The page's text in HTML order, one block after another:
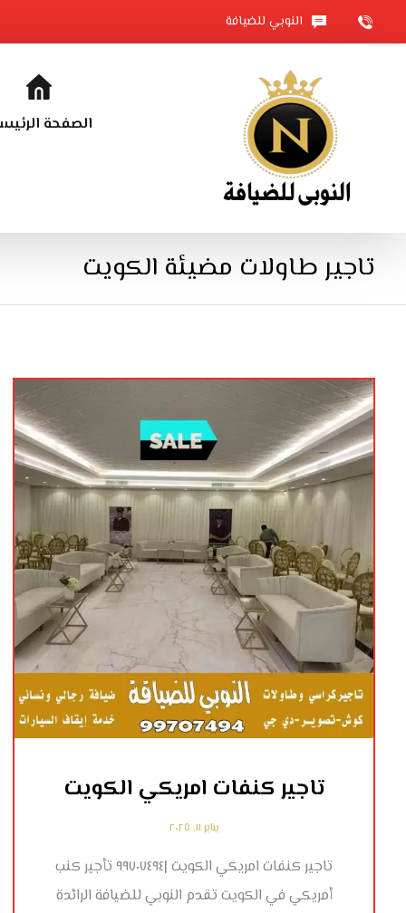
النوبي للضيافة
الصفحة
تاجير طاولات مضيئة الكويت
تاجير كنفات امريكي الكويت
يناير ١١, ٢٠٢٥
تاجير كنفات امريكي الكويت |٩٩٧٠٧٤٩٤ تأجير كنب
أمريكي في الكويت تقدم النوبي للضيافة الرائدة